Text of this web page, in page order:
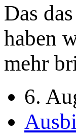
Das
haben
mehr
6.